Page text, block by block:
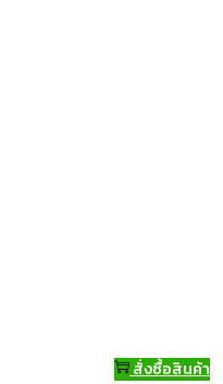
สั่งซื้อสินค้า